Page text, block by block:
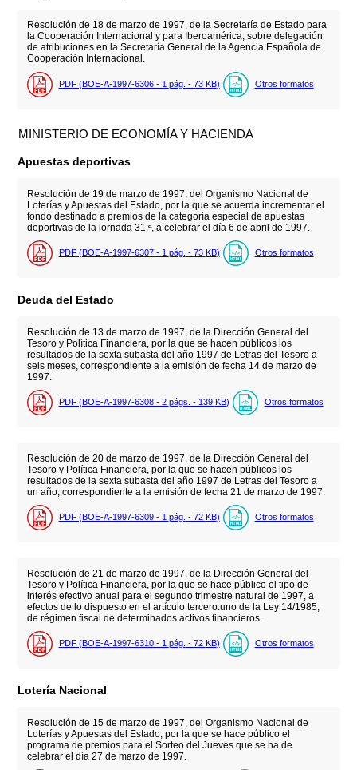
Resolución de 18 de marzo de 1997, de la Secretaría de Estado para
la Cooperación Internacional y para Iberoamérica, sobre delegación
de atribuciones en la Secretaría General de la Agencia Española de
Cooperación Internacional.
PDF (BOE-A-1997-6306 - 1 pág. - 73 KB) Otros formatos
MINISTERIO DE ECONOMÍA Y HACIENDA
Apuestas deportivas
Resolución de 19 de marzo de 1997, del Organismo Nacional de
Loterías y Apuestas del Estado, por la que se acuerda incrementar el
fondo destinado a premios de la categoría especial de apuestas
deportivas de la jornada 31.ª, a celebrar el día 6 de abril de 1997.
PDF (BOE-A-1997-6307 - 1 pág. - 73 KB) Otros formatos
Deuda del Estado
Resolución de 13 de marzo de 1997, de la Dirección General del
Tesoro y Política Financiera, por la que se hacen públicos los
resultados de la sexta subasta del año 1997 de Letras del Tesoro a
seis meses, correspondiente a la emisión de fecha 14 de marzo de
1997.
PDF (BOE-A-1997-6308 - 2 págs. - 139 KB) Otros formatos
Resolución de 20 de marzo de 1997, de la Dirección General del
Tesoro y Política Financiera, por la que se hacen públicos los
resultados de la sexta subasta del año 1997 de Letras del Tesoro a
un año, correspondiente a la emisión de fecha 21 de marzo de 1997.
PDF (BOE-A-1997-6309 - 1 pág. - 72 KB) Otros formatos
Resolución de 21 de marzo de 1997, de la Dirección General del
Tesoro y Política Financiera, por la que se hace público el tipo de
interés efectivo anual para el segundo trimestre natural de 1997, a
efectos de lo dispuesto en el artículo tercero.uno de la Ley 14/1985,
de régimen fiscal de determinados activos financieros.
PDF (BOE-A-1997-6310 - 1 pág. - 72 KB) Otros formatos
Lotería Nacional
Resolución de 15 de marzo de 1997, del Organismo Nacional de
Loterías y Apuestas del Estado, por la que se hace público el
programa de premios para el Sorteo del Jueves que se ha de
celebrar el día 27 de marzo de 1997.